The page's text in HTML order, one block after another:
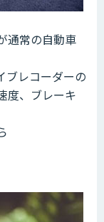
通常の自動車
ブレコーダーの
度、ブレーキ